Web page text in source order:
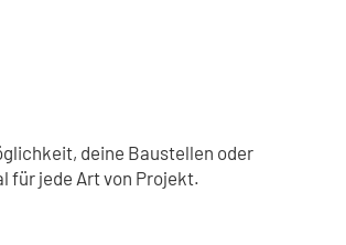
deine Baustellen oder
für jede Art von Projekt.